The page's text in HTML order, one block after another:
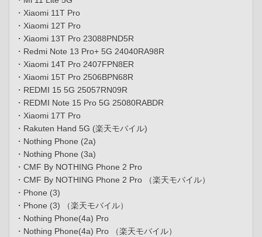
・Xiaomi 11T Pro
・Xiaomi 12T Pro
・Xiaomi 13T Pro 23088PND5R
・Redmi Note 13 Pro+ 5G 24040RA98R
・Xiaomi 14T Pro 2407FPN8ER
・Xiaomi 15T Pro 2506BPN68R
・REDMI 15 5G 25057RN09R
・REDMI Note 15 Pro 5G 25080RABDR
・Xiaomi 17T Pro
・Rakuten Hand 5G (楽天モバイル)
・Nothing Phone (2a)
・Nothing Phone (3a)
・CMF By NOTHING Phone 2 Pro
・CMF By NOTHING Phone 2 Pro （楽天モバイル）
・Phone (3)
・Phone (3) （楽天モバイル）
・Nothing Phone(4a) Pro
・Nothing Phone(4a) Pro （楽天モバイル）